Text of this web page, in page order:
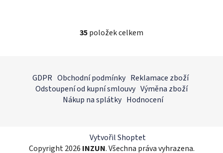
O
d
a
c
r
v
35položek celkem
GDPR Obchodní podmínky Reklamace zboží
Odstoupení od kupní smlouvy Výměna zboží
Nákup na splátky Hodnocení
Vytvořil Shoptet
Copyright 2026 INZUN. Všechna práva vyhrazena.